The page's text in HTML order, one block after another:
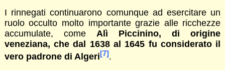
I rinnegati continuarono comunque ad esercitare un
ruolo occulto molto importante grazie alle ricchezze
accumulate, come Alì Piccinino, di origine
veneziana, che dal 1638 al 1645 fu considerato il
vero padrone di Algeri[7].